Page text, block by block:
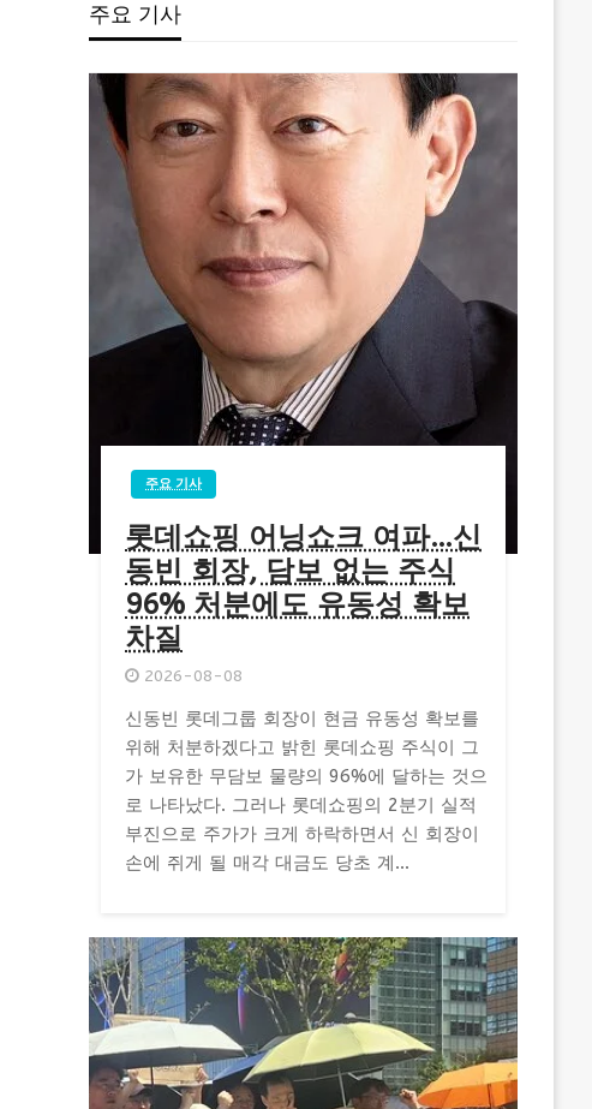
주요 기사
주요 기사
롯데쇼핑 어닝쇼크 여파…신
동빈 회장, 담보 없는 주식
96% 처분에도 유동성 확보
차질
2026-08-08
신동빈 롯데그룹 회장이 현금 유동성 확보를
위해 처분하겠다고 밝힌 롯데쇼핑 주식이 그
가 보유한 무담보 물량의 96%에 달하는 것으
로 나타났다. 그러나 롯데쇼핑의 2분기 실적
부진으로 주가가 크게 하락하면서 신 회장이
손에 쥐게 될 매각 대금도 당초 계...